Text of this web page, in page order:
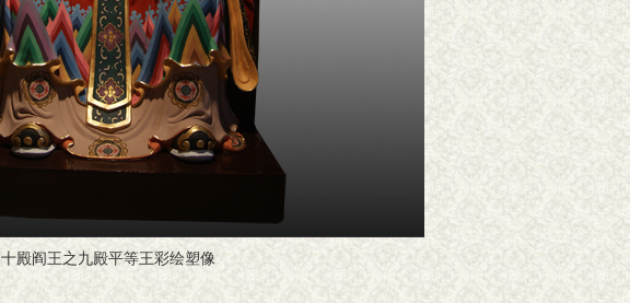
十殿阎王之九殿平等王彩绘塑像